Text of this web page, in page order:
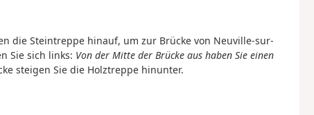
die Steintreppe hinauf, um zur Brücke von Neuville-sur-
Sie sich links: Von der Mitte der Brücke aus haben Sie einen
steigen Sie die Holztreppe hinunter.